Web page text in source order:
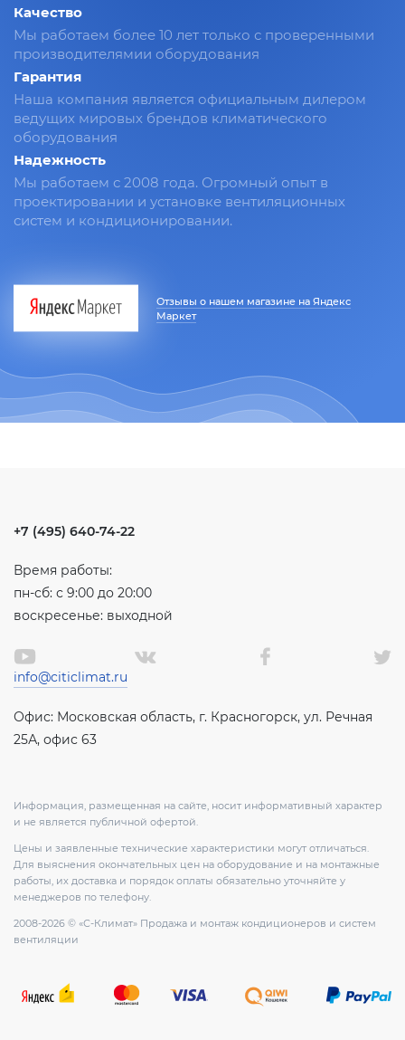
Качество
Мы работаем более 10 лет только с проверенными
производителямии оборудования
Гарантия
Наша компания является официальным дилером
ведущих мировых брендов климатического
оборудования
Надежность
Мы работаем с 2008 года. Огромный опыт в
проектировании и установке вентиляционных
систем и кондиционировании.
Отзывы о нашем магазине на Яндекс
Маркет
+7 (495) 640-74-22
Время работы:
пн-сб: с 9:00 до 20:00
воскресенье: выходной
info@citiclimat.ru
Офис: Московская область, г. Красногорск, ул. Речная
25А, офис 63
Информация, размещенная на сайте, носит информативный характер
и не является публичной офертой.
Цены и заявленные технические характеристики могут отличаться.
Для выяснения окончательных цен на оборудование и на монтажные
работы, их доставка и порядок оплаты обязательно уточняйте у
менеджеров по телефону.
2008-2026 © «С-Климат» Продажа и монтаж кондиционеров и систем
вентиляции